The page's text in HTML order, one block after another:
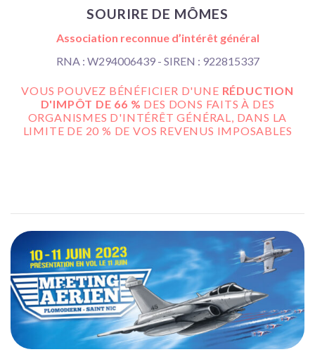
SOURIRE DE MÔMES
Association reconnue d’intérêt général
RNA : W294006439 - SIREN : 922815337
VOUS POUVEZ BÉNÉFICIER D'UNE RÉDUCTION
D'IMPÔT DE 66 % DES DONS FAITS À DES
ORGANISMES D'INTÉRÊT GÉNÉRAL, DANS LA
LIMITE DE 20 % DE VOS REVENUS IMPOSABLES